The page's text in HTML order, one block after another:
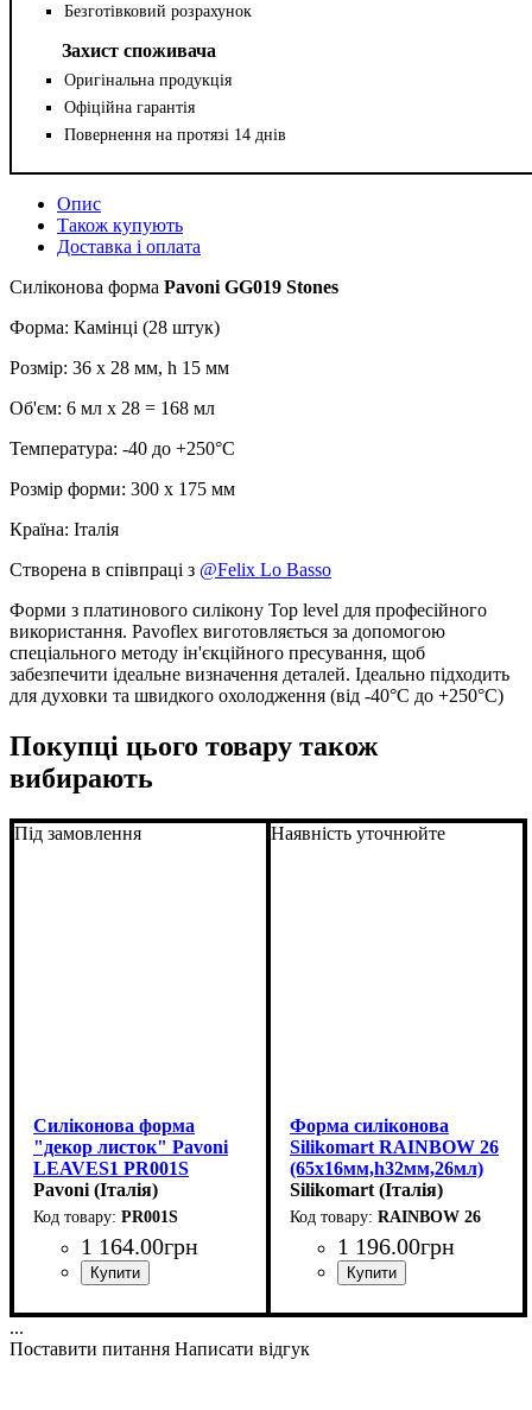
Безготівковий розрахунок
Захист споживача
Оригінальна продукція
Офіційна гарантія
Повернення на протязі 14 днів
Опис
Також купують
Доставка і оплата
Силіконова форма Pavoni GG019 Stones
Форма: Камінці (28 штук)
Розмір: 36 x 28 мм, h 15 мм
Об'єм: 6 мл х 28 = 168 мл
Температура: -40 до +250°С
Розмір форми: 300 x 175 мм
Країна: Італія
Створена в співпраці з @Felix Lo Basso
Форми з платинового силікону Top level для професійного
використання. Pavoflex виготовляється за допомогою
спеціального методу ін'єкційного пресування, щоб
забезпечити ідеальне визначення деталей. Ідеально підходить
для духовки та швидкого охолодження (від -40°C до +250°C)
Покупці цього товару також
вибирають
Під замовлення
Силіконова форма
"декор листок" Pavoni
LEAVES1 PR001S
(141x100мм,h2мм,8.5мл)
Pavoni (Італія)
PR001S
1 164.00грн
Наявність уточнюйте
Форма силіконова
Silikomart RAINBOW 26
(65x16мм,h32мм,26мл)
Silikomart (Італія)
RAINBOW 26
1 196.00грн
...
Поставити питання Написати відгук